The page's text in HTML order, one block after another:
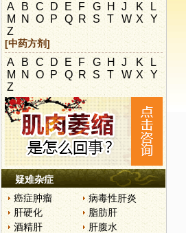
A B C D E F G H J K
L
M N O P Q R S T W X
Y
Z
[中药方剂]
A B C D E F G H J K
L
M N O P Q R S T W X
Y
Z
疑难杂症
癌症肿瘤
病毒性肝炎
肝硬化
脂肪肝
酒精肝
肝腹水